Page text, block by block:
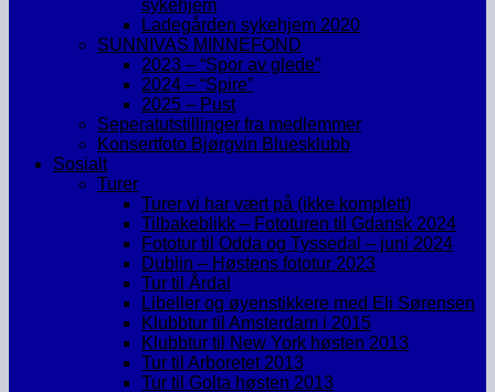
sykehjem
Ladegården sykehjem 2020
SUNNIVAS MINNEFOND
2023 – “Spor av glede”
2024 – “Spire”
2025 – Pust
Seperatutstillinger fra medlemmer
Konsertfoto Bjørgvin Bluesklubb
Sosialt
Turer
Turer vi har vært på (ikke komplett)
Tilbakeblikk – Fototuren til Gdansk 2024
Fototur til Odda og Tyssedal – juni 2024
Dublin – Høstens fototur 2023
Tur til Årdal
Libeller og øyenstikkere med Eli Sørensen
Klubbtur til Amsterdam i 2015
Klubbtur til New York høsten 2013
Tur til Arboretet 2013
Tur til Golta høsten 2013